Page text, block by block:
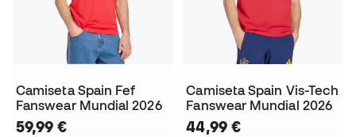
Camiseta Spain Fef
Fanswear Mundial 2026
59,99 €
Camiseta Spain Vis-Tech
Fanswear Mundial 2026
44,99 €